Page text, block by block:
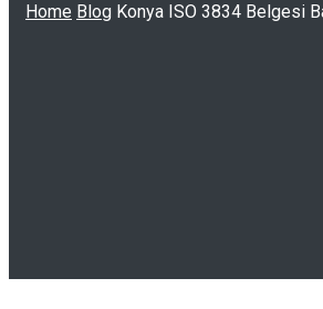
Home Blog Konya ISO 3834 Belgesi